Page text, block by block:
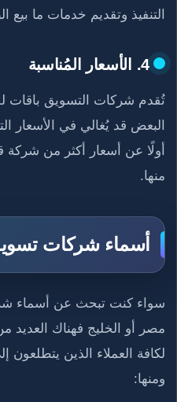
التنفيذ وتقديم خدمات ما بيع
4. الأسعار المُناسبة
تُقدم شركات التسويق باقات
البعض قد يُغالي في الأسعار
أولًا عن أسعار أكثر من شركة
منها.
أسماء شركات
سواء كنت تبحث عن أسماء
مصر أو الخليج فهناك العديد
لكافة العملاء الذين
ومنها: